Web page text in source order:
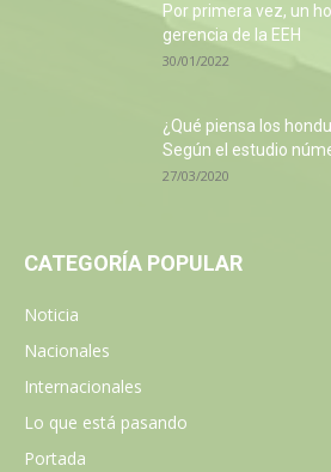
Por primera vez, un
gerencia de la EEH
30/01/2022
¿Qué piensa los
Según el estudio
27/03/2020
CATEGORÍA POPULAR
Noticia
Nacionales
Internacionales
Lo que está pasando
Portada